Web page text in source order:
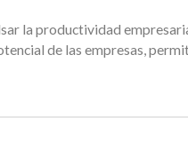
la productividad
de las empresas,